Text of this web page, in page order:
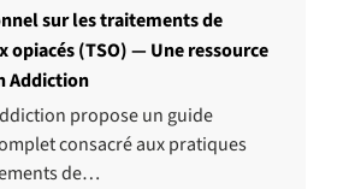
sur les traitements de
(TSO) — Une ressource
Addiction
propose un guide
consacré aux pratiques
de…